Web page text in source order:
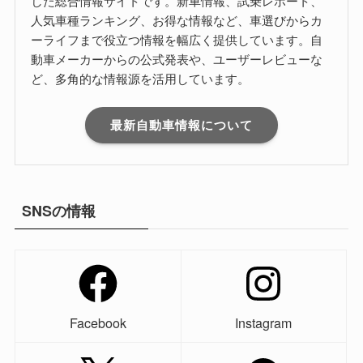
人気車種ランキング、お得な情報など、車選びからカ
ーライフまで役立つ情報を幅広く提供しています。自
動車メーカーからの公式発表や、ユーザーレビューな
ど、多角的な情報源を活用しています。
最新自動車情報について
SNSの情報
Facebook Instagram